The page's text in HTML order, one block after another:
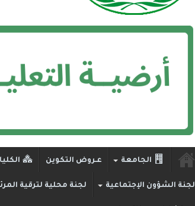
الجامعة عـروض التكوين
لجنة الشؤون الإجتماعية لجنة محلية لترقية